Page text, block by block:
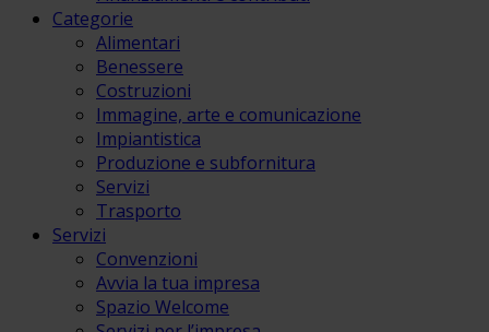
Categorie
Alimentari
Benessere
Costruzioni
Immagine, arte e comunicazione
Impiantistica
Produzione e subfornitura
Servizi
Trasporto
Servizi
Convenzioni
Avvia la tua impresa
Spazio Welcome